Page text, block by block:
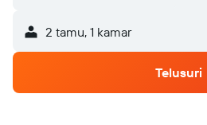
2 tamu, 1 kamar
Telusuri